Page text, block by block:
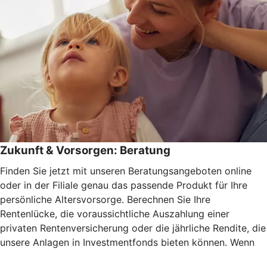
Zukunft & Vorsorgen: Beratung
Finden Sie jetzt mit unseren Beratungsangeboten online
oder in der Filiale genau das passende Produkt für Ihre
persönliche Altersvorsorge. Berechnen Sie Ihre
Rentenlücke, die voraussichtliche Auszahlung einer
privaten Rentenversicherung oder die jährliche Rendite, die
unsere Anlagen in Investmentfonds bieten können. Wenn